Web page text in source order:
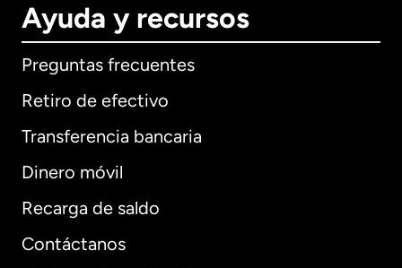
Ayuda y recursos
Preguntas frecuentes
Retiro de efectivo
Transferencia bancaria
Dinero móvil
Recarga de saldo
Contáctanos